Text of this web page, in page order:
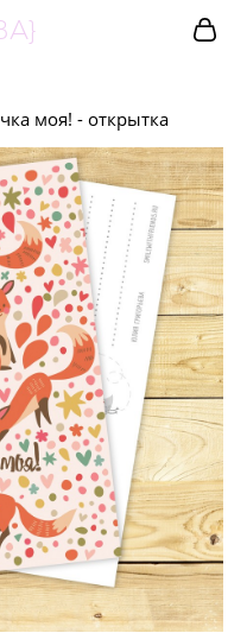
моя! - открытка